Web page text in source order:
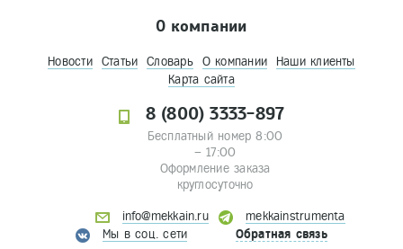
О компании
Новости Статьи Словарь О компании
Наши клиенты
Карта сайта
8 (800) 3333-897
Бесплатный номер 8:00
– 17:00
Оформление заказа
круглосуточно
info@mekkain.ru
mekkainstrumenta
Мы в соц. сети
Обратная связь